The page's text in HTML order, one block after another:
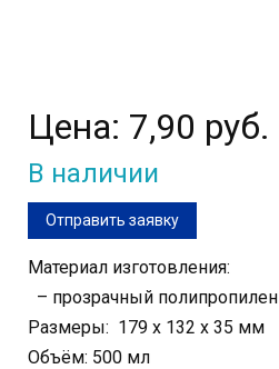
Цена: 7,90 руб.
В наличии
Отправить заявку
Материал изготовления:
– прозрачный полипропилен
Размеры: 179 х 132 х 35 мм
Объём: 500 мл